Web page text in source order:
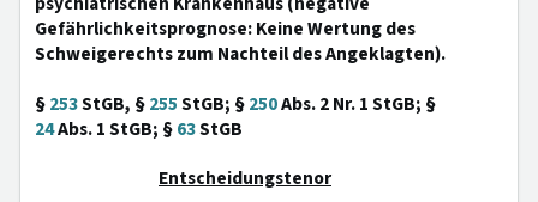
Gefährlichkeitsprognose: Keine Wertung des
Schweigerechts zum Nachteil des Angeklagten).
§253StGB, §255StGB; §250Abs. 2 Nr. 1 StGB; §
24Abs. 1 StGB; §63StGB
Entscheidungstenor